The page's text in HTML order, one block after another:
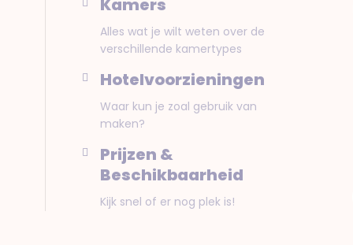
Kamers
Alles wat je wilt weten over de
verschillende kamertypes
Hotelvoorzieningen
Waar kun je zoal gebruik van
maken?
Prijzen &
Beschikbaarheid
Kijk snel of er nog plek is!